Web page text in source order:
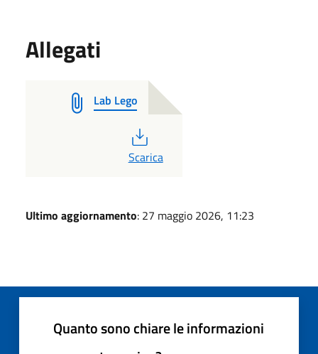
Allegati
Lab Lego
PDF
Scarica
Ultimo aggiornamento: 27 maggio 2026, 11:23
Quanto sono chiare le informazioni